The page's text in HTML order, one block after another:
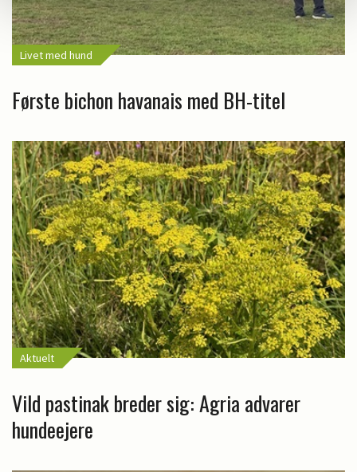
Livet med hund
Første bichon havanais med BH-titel
Aktuelt
Vild pastinak breder sig: Agria advarer
hundeejere